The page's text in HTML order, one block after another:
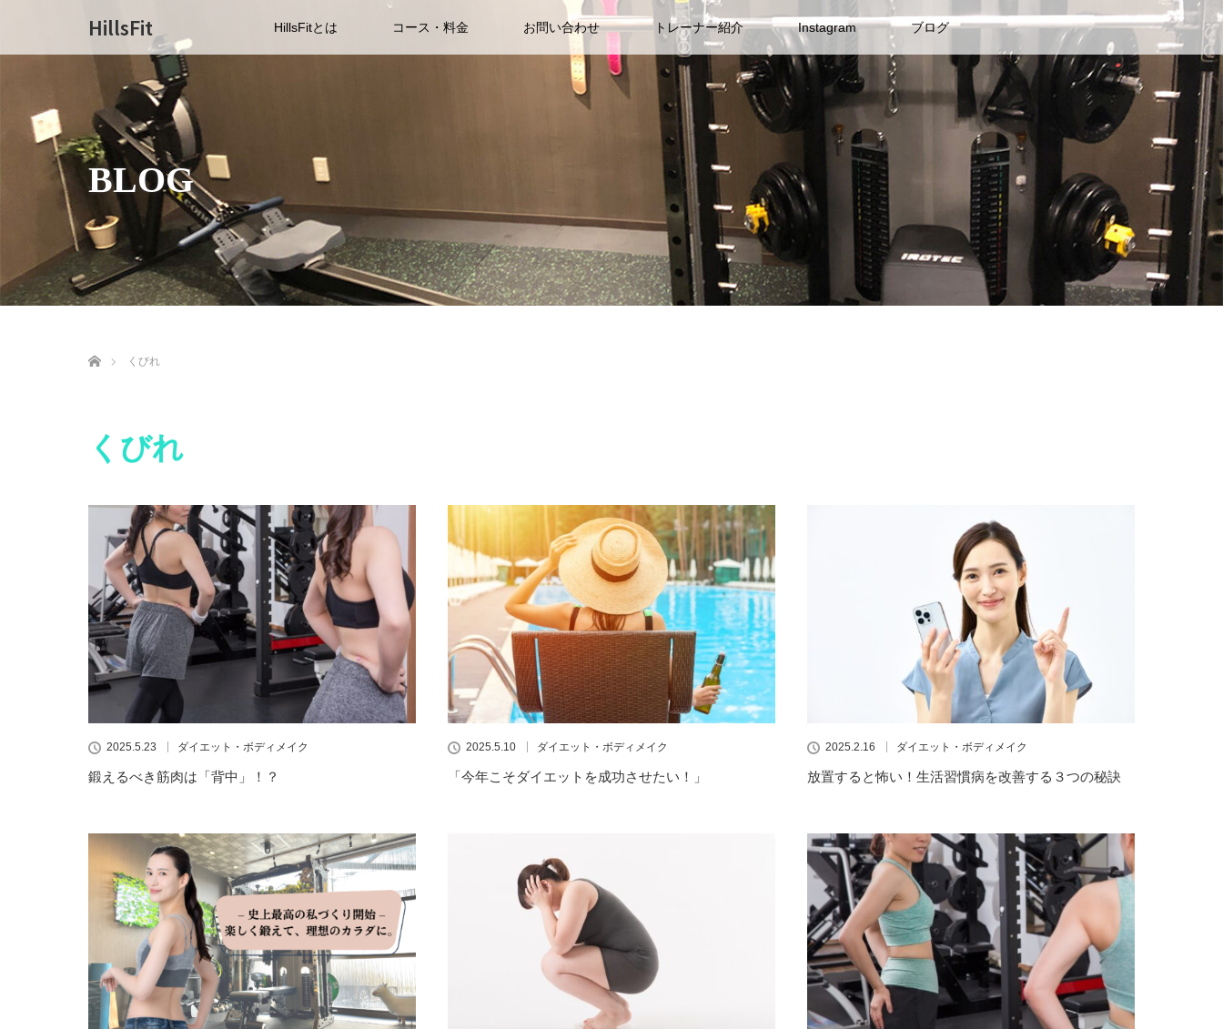
HillsFit HillsFitとは コース・料金 お問い合わせ トレーナー紹介 Instagram ブログ
BLOG
くびれ
くびれ
2025.5.23 ダイエット・ボディメイク
鍛えるべき筋肉は「背中」！？
2025.5.10 ダイエット・ボディメイク
「今年こそダイエットを成功させたい！」
2025.2.16 ダイエット・ボディメイク
放置すると怖い！生活習慣病を改善する３つの秘訣